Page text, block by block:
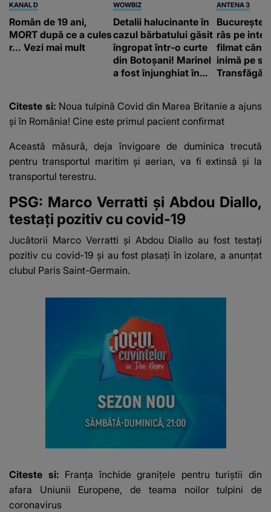
KANAL D
Român de 19 ani,
MORT după ce a cules
r... Vezi mai mult
WOWBIZ
Detalii halucinante în
cazul bărbatului găsit
îngropat într-o curte
din Botoșani! Marinel
a fost înjunghiat în
suspecți
ANTENA 3
râs pe
filmat când
inimă pe
Citeste si: Noua tulpină Covid din Marea Britanie a ajuns
și în România! Cine este primul pacient confirmat
Această măsură, deja învigoare de duminica trecută
pentru transportul maritim şi aerian, va fi extinsă şi la
transportul terestru.
PSG: Marco Verratti şi Abdou Diallo,
testaţi pozitiv cu covid-19
Jucătorii Marco Verratti şi Abdou Diallo au fost testaţi
pozitiv cu covid-19 şi au fost plasaţi în izolare, a anunţat
clubul Paris Saint-Germain.
Citeste si: Franța închide granițele pentru turiștii din
afara Uniunii Europene, de teama noilor tulpini de
coronavirus